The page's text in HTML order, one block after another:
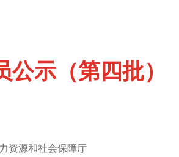
示（第四批）
资源和社会保障厅